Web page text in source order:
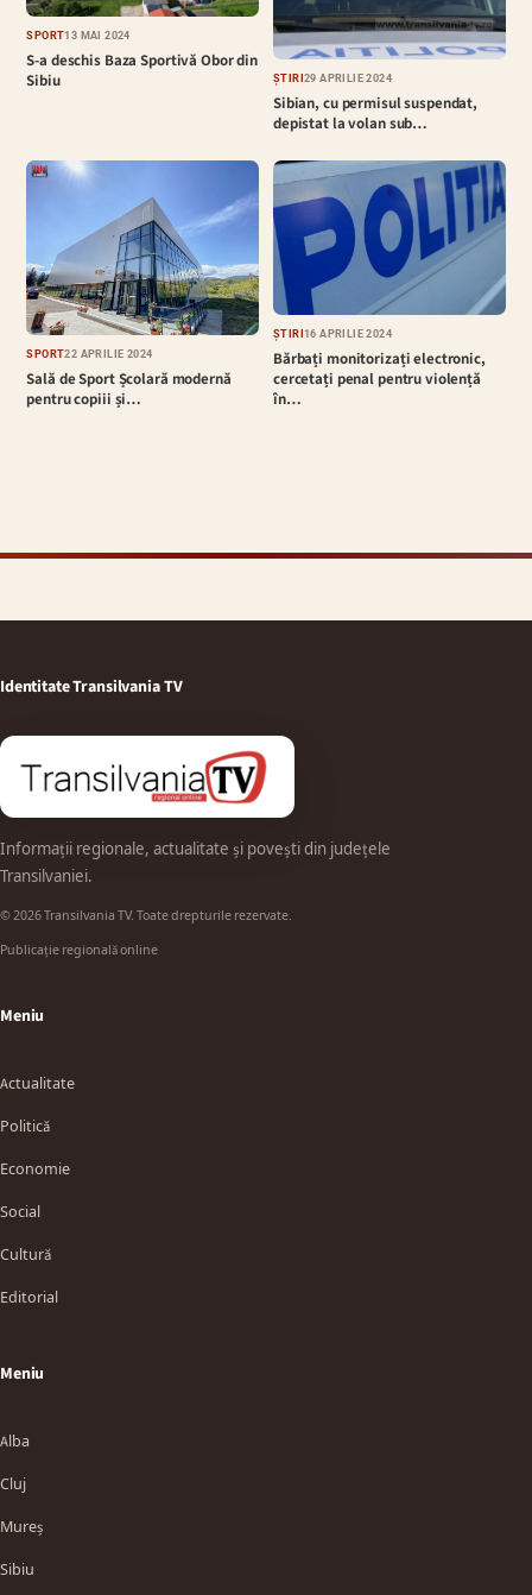
SPORT13 MAI 2024
S-a deschis Baza Sportivă Obor din
Sibiu
ȘTIRI29 APRILIE 2024
Sibian, cu permisul suspendat,
depistat la volan sub…
SPORT22 APRILIE 2024
Sală de Sport Școlară modernă
pentru copiii și…
ȘTIRI16 APRILIE 2024
Bărbați monitorizați electronic,
cercetați penal pentru violență
în…
Identitate Transilvania TV
Informații regionale, actualitate și povești din județele
Transilvaniei.
© 2026 Transilvania TV. Toate drepturile rezervate.
Publicație regională online
Meniu
Actualitate
Politică
Economie
Social
Cultură
Editorial
Meniu
Alba
Cluj
Mureș
Sibiu